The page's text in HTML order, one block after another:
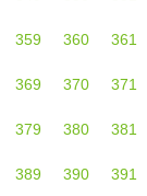
359 360 361
369 370 371
379 380 381
389 390 391